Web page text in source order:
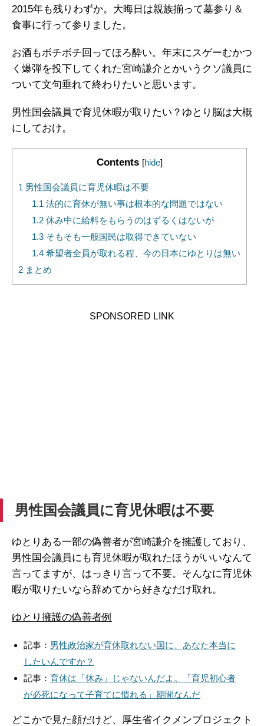
2015年も残りわずか。大晦日は親族揃って墓参り＆
食事に行って参りました。
お酒もボチボチ回ってほろ酔い。年末にスゲーむかつ
く爆弾を投下してくれた宮崎謙介とかいうクソ議員に
ついて文句垂れて終わりたいと思います。
男性国会議員で育児休暇が取りたい？ゆとり脳は大概
にしておけ。
Contents [hide]
1 男性国会議員に育児休暇は不要
1.1 法的に育休が無い事は根本的な問題ではない
1.2休み中に給料をもらうのはずるくはないが
1.3そもそも一般国民は取得できていない
1.4希望者全員が取れる程、今の日本にゆとりは無い
2 まとめ
SPONSORED LINK
男性国会議員に育児休暇は不要
ゆとりある一部の偽善者が宮崎謙介を擁護しており、
男性国会議員にも育児休暇が取れたほうがいいなんて
言ってますが、はっきり言って不要。そんなに育児休
暇が取りたいなら辞めてから好きなだけ取れ。
ゆとり擁護の偽善者例
記事： 男性政治家が育休取れない国に、あなた本当に
したいんですか？
記事： 育休は「休み」じゃないんだよ。「育児初心者
が必死になって子育てに慣れる」期間なんだ
どこかで見た顔だけど、厚生省イクメンプロジェクト